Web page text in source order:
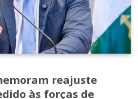
reajuste
às forças de